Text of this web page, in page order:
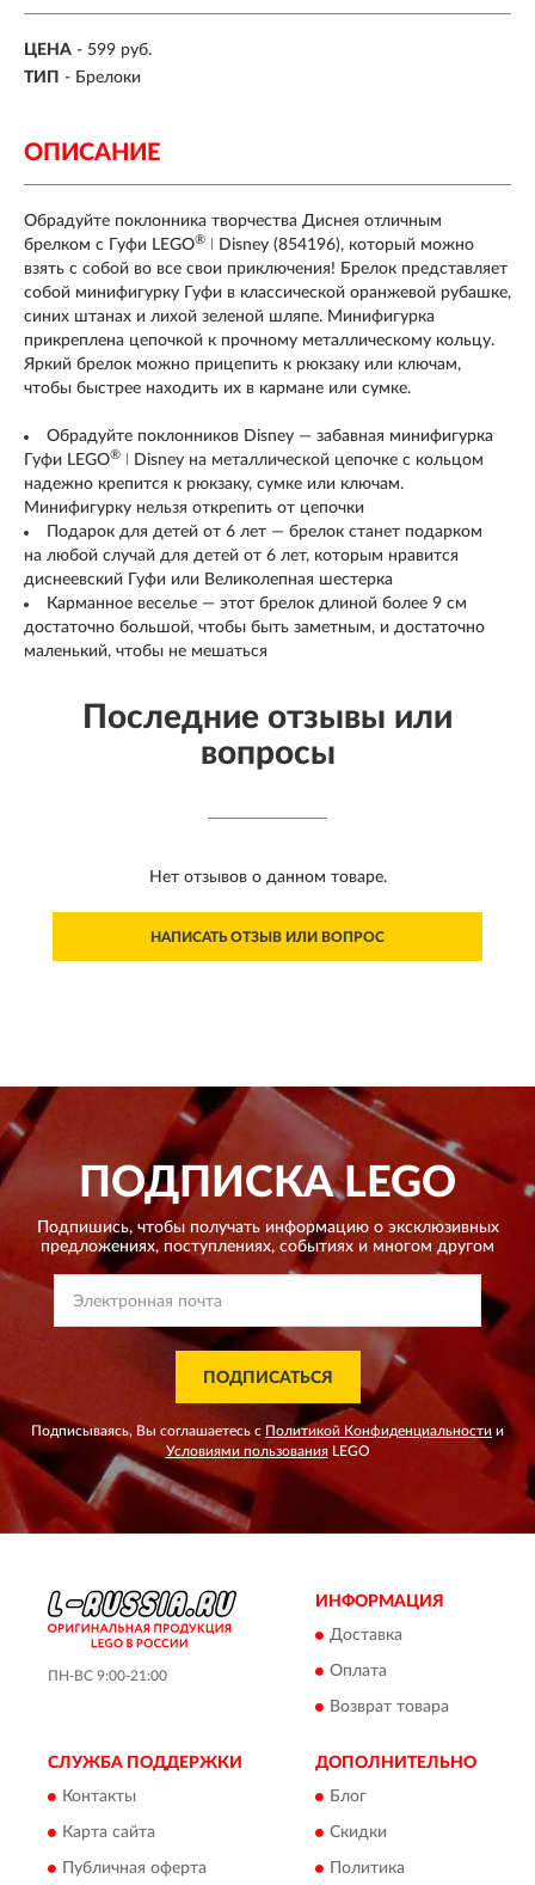
ЦЕНА - 599 руб.
ТИП - Брелоки
ОПИСАНИЕ
Обрадуйте поклонника творчества Диснея отличным
брелком с Гуфи LEGO®
ǀ Disney (854196), который можно
взять с собой во все свои приключения! Брелок представляет
собой минифигурку Гуфи в классической оранжевой рубашке,
синих штанах и лихой зеленой шляпе. Минифигурка
прикреплена цепочкой к прочному металлическому кольцу.
Яркий брелок можно прицепить к рюкзаку или ключам,
чтобы быстрее находить их в кармане или сумке.
Обрадуйте поклонников Disney — забавная минифигурка
Гуфи LEGO®
ǀ Disney на металлической цепочке с кольцом
надежно крепится к рюкзаку, сумке или ключам.
Минифигурку нельзя открепить от цепочки
Подарок для детей от 6 лет — брелок станет подарком
на любой случай для детей от 6 лет, которым нравится
диснеевский Гуфи или Великолепная шестерка
Карманное веселье — этот брелок длиной более 9 см
достаточно большой, чтобы быть заметным, и достаточно
маленький, чтобы не мешаться
Последние отзывы или
вопросы
Нет отзывов о данном товаре.
НАПИСАТЬ ОТЗЫВ ИЛИ ВОПРОС
ПОДПИСКАLEGO
Подпишись, чтобы получать информацию о эксклюзивных
предложениях, поступлениях, событиях и многом другом
ПОДПИСАТЬСЯ
Подписываясь, Вы соглашаетесь с Политикой Конфиденциальности и
Условиями пользованияLEGO
ПН-ВС 9:00-21:00
ИНФОРМАЦИЯ
Доставка
Оплата
Возврат товара
СЛУЖБА ПОДДЕРЖКИ
Контакты
Карта сайта
Публичная оферта
ДОПОЛНИТЕЛЬНО
Блог
Скидки
Политика